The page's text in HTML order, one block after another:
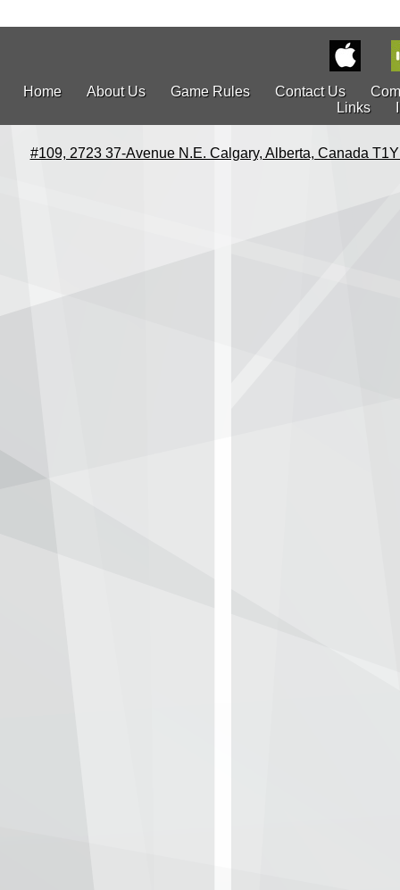
Home About Us Game Rules Contact Us
Links
#109, 2723 37-Avenue N.E. Calgary, Alberta, Canada